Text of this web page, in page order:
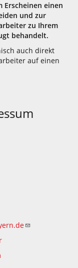
Erscheinen einen
und zur
zu Ihrem
behandelt.
auch direkt
auf einen